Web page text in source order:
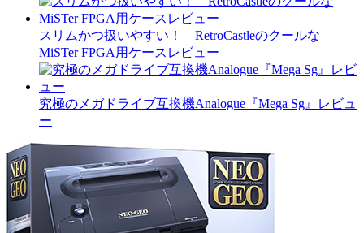
スリムかつ扱いやすい！ RetroCastleのクールな
MiSTer FPGA用ケースレビュー
究極のメガドライブ互換機Analogue『Mega Sg』レビュ
ー